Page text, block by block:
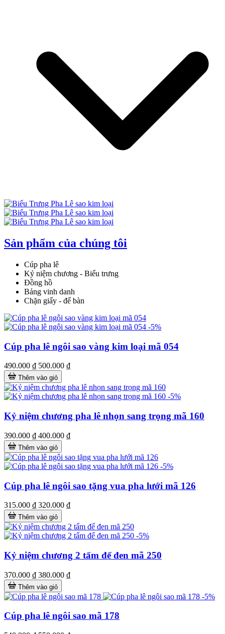
Sản phẩm của chúng tôi
Cúp pha lê
Kỷ niệm chương - Biểu trưng
Đồng hồ
Bảng vinh danh
Chặn giấy - để bàn
-5%
Cúp pha lê ngôi sao vàng kim loại mã 054
490.000 ₫ 500.000 ₫
Thêm vào giỏ
-5%
Kỷ niệm chương pha lê nhọn sang trọng mã 160
390.000 ₫ 400.000 ₫
Thêm vào giỏ
-5%
Cúp pha lê ngôi sao tặng vua pha lưới mã 126
315.000 ₫ 320.000 ₫
Thêm vào giỏ
-5%
Kỷ niệm chương 2 tấm đế đen mã 250
370.000 ₫ 380.000 ₫
Thêm vào giỏ
-5%
Cúp pha lê ngôi sao mã 178